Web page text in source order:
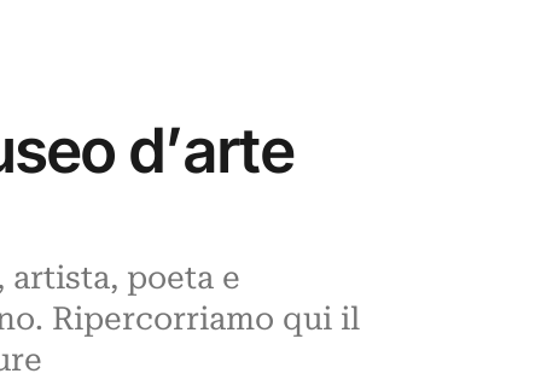
d’arte
poeta e
Ripercorriamo qui il